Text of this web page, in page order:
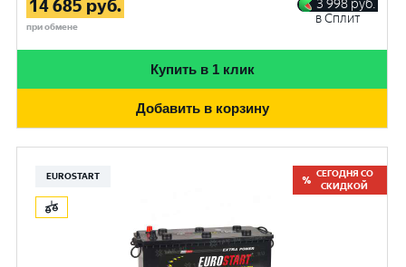
14 685 руб.
при обмене
3 998 руб.
в Сплит
Купить в 1 клик
Добавить в корзину
EUROSTART
СЕГОДНЯ СО
СКИДКОЙ